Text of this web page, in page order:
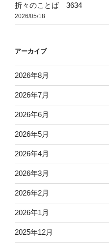
折々のことば 3634
2026/05/18
アーカイブ
2026年8月
2026年7月
2026年6月
2026年5月
2026年4月
2026年3月
2026年2月
2026年1月
2025年12月